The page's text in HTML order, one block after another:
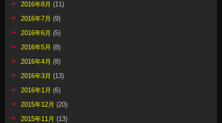
2016年8月 (11)
2016年7月 (9)
2016年6月 (5)
2016年5月 (8)
2016年4月 (8)
2016年3月 (13)
2016年1月 (6)
2015年12月 (20)
2015年11月 (13)